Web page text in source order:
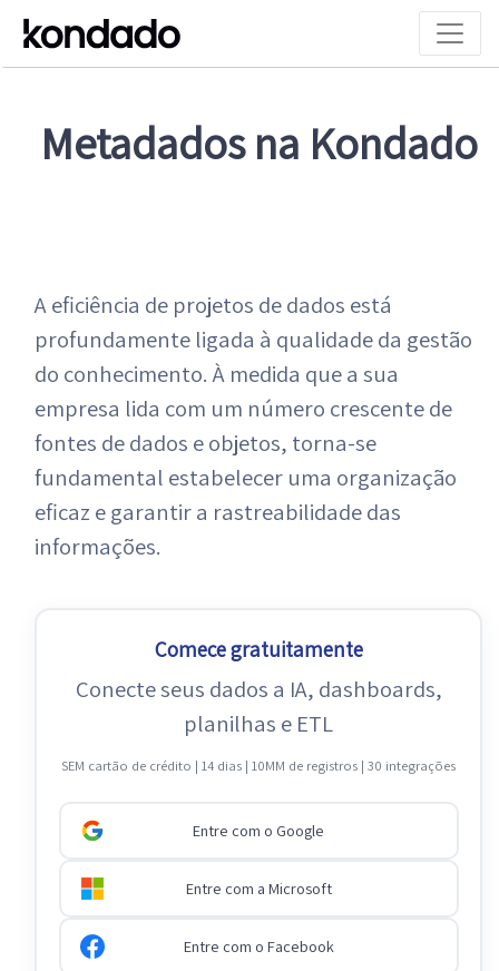
Metadados na Kondado
A eficiência de projetos de dados está
profundamente ligada à qualidade da gestão
do conhecimento. À medida que a sua
empresa lida com um número crescente de
fontes de dados e objetos, torna-se
fundamental estabelecer uma organização
eficaz e garantir a rastreabilidade das
informações.
Comece gratuitamente
Conecte seus dados a IA, dashboards,
planilhas e ETL
SEM cartão de crédito | 14 dias | 10MM de registros | 30 integrações
Entre com o Google
Entre com a Microsoft
Entre com o Facebook